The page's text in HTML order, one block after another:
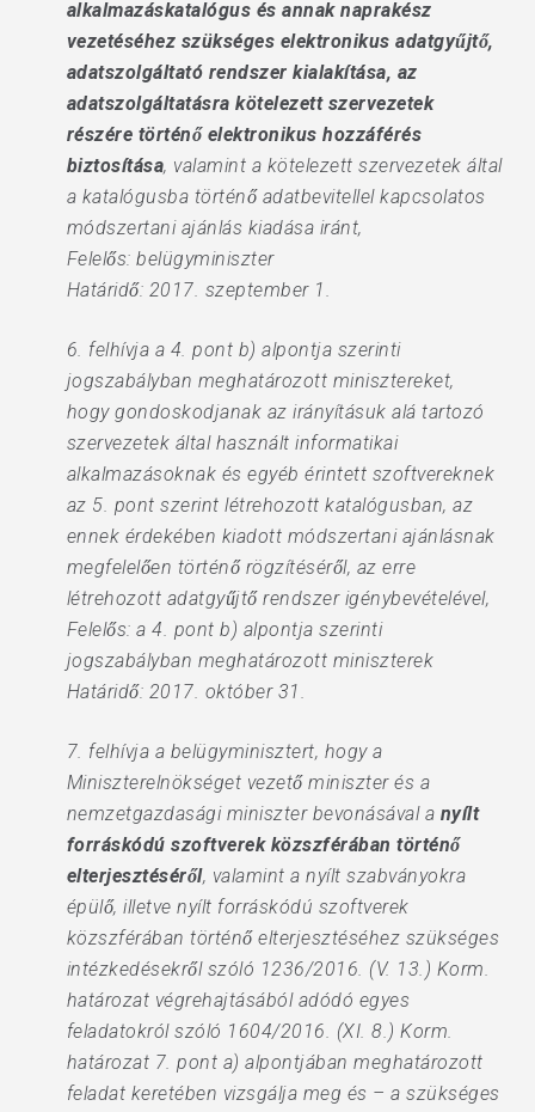
alkalmazáskatalógus és annak naprakész
vezetéséhez szükséges elektronikus adatgyűjtő,
adatszolgáltató rendszer kialakítása, az
adatszolgáltatásra kötelezett szervezetek
részére történő elektronikus hozzáférés
biztosítása, valamint a kötelezett szervezetek által
a katalógusba történő adatbevitellel kapcsolatos
módszertani ajánlás kiadása iránt,
Felelős: belügyminiszter
Határidő: 2017. szeptember 1.
6. felhívja a 4. pont b) alpontja szerinti
jogszabályban meghatározott minisztereket,
hogy gondoskodjanak az irányításuk alá tartozó
szervezetek által használt informatikai
alkalmazásoknak és egyéb érintett szoftvereknek
az 5. pont szerint létrehozott katalógusban, az
ennek érdekében kiadott módszertani ajánlásnak
megfelelően történő rögzítéséről, az erre
létrehozott adatgyűjtő rendszer igénybevételével,
Felelős: a 4. pont b) alpontja szerinti
jogszabályban meghatározott miniszterek
Határidő: 2017. október 31.
7. felhívja a belügyminisztert, hogy a
Miniszterelnökséget vezető miniszter és a
nemzetgazdasági miniszter bevonásával a nyílt
forráskódú szoftverek közszférában történő
elterjesztéséről, valamint a nyílt szabványokra
épülő, illetve nyílt forráskódú szoftverek
közszférában történő elterjesztéséhez szükséges
intézkedésekről szóló 1236/2016. (V. 13.) Korm.
határozat végrehajtásából adódó egyes
feladatokról szóló 1604/2016. (XI. 8.) Korm.
határozat 7. pont a) alpontjában meghatározott
feladat keretében vizsgálja meg és – a szükséges